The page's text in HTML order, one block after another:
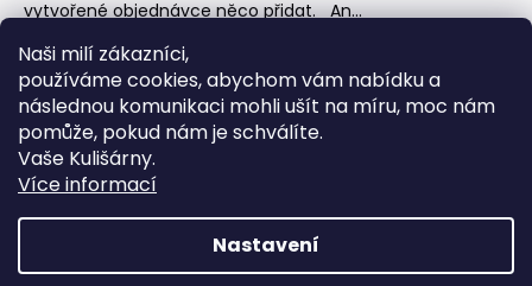
Naši milí zákazníci,
používáme cookies, abychom vám nabídku a
následnou komunikaci mohli ušít na míru, moc nám
pomůže, pokud nám je schválíte.
Vaše Kulišárny.
Více informací
Nastavení
vytvořené objednávce něco přidat. An...
Jak vybrat rostoucí overal na jaro?
Nejčastější otázka, kterou od Vás teď dostáváme je, jak
vybrat rostoucí overal na nadcházející jarní...
OVERALY jaké jsou mezi nimi rozdíly
Overaly jsou velmi oblíbeným kouskem. Snadno se
oblékají, nevykasávají se a přebalování je hračka. ...